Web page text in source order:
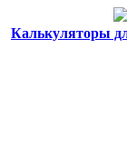
Калькуляторы